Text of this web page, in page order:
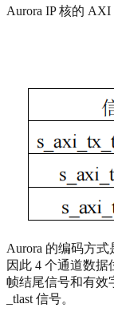
Aurora IP 核的 AXI
Aurora 的编码方式
因此 4 个通道数据
帧结尾信号和有效
_tlast 信号。